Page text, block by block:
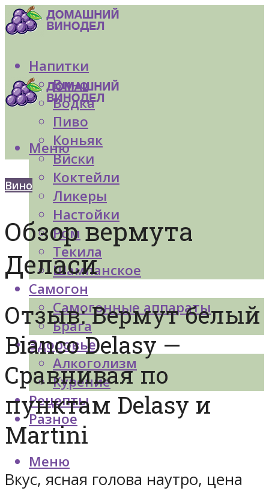
Напитки
Вино
Водка
Пиво
Коньяк
Виски
Коктейли
Ликеры
Настойки
Ром
Текила
Шампанское
Самогон
Самогонные аппараты
Брага
Здоровье
Алкоголизм
Курение
Рецепты
Разное
Меню
Меню
Вино
Обзор вермута
Деласи
Отзыв: Вермут белый
Bianco Delasy —
Сравнивая по
пунктам Delasy и
Martini
Вкус, ясная голова наутро, цена